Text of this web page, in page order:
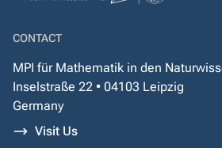
CONTACT
MPI für Mathematik in den
Inselstraße 22 • 04103 Leipzig
Germany
Visit Us